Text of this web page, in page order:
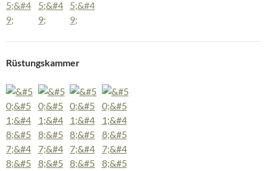
Rüstungskammer